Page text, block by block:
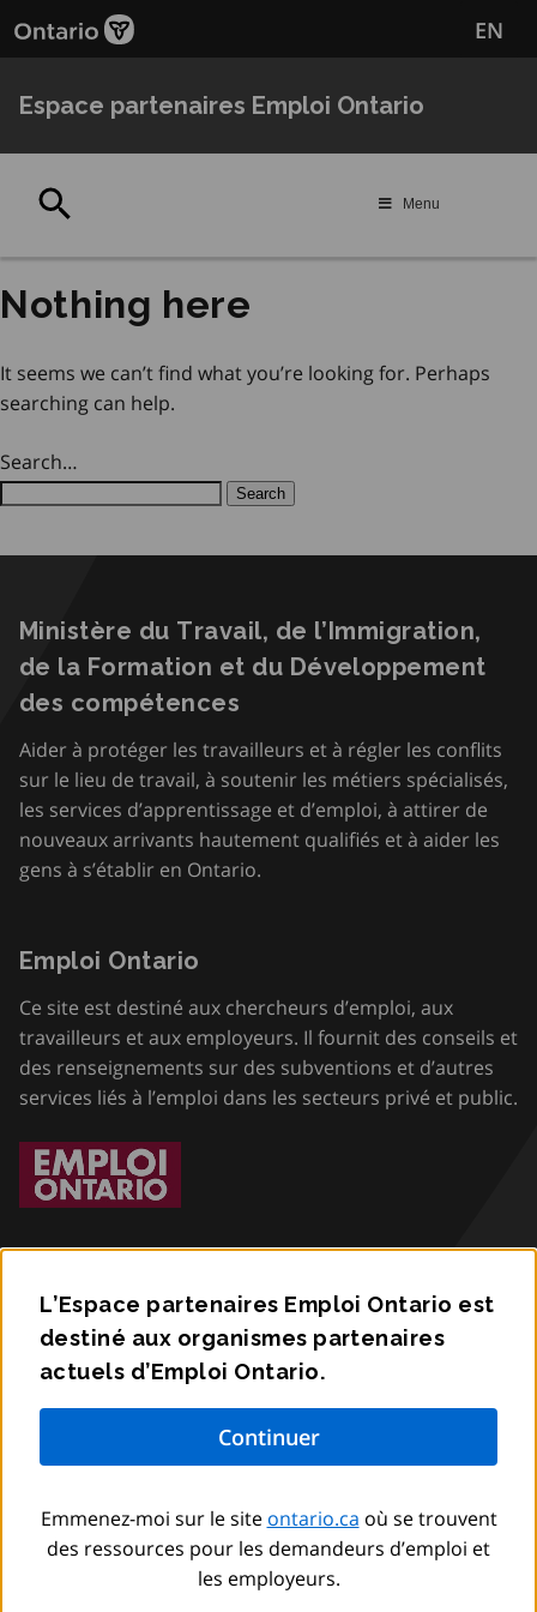
au
principal
au
L’Espace partenaires Emploi Ontario est
destiné aux organismes partenaires
actuels d’Emploi Ontario.
Emmenez-moi sur le site ontario.ca où se trouvent
des ressources pour les demandeurs d’emploi et
les employeurs.
EN
Espace partenaires Emploi Ontario
Menu
Nothing here
It seems we can’t find what you’re looking for. Perhaps
searching can help.
Search…
Ministère du Travail, de l’Immigration,
de la Formation et du Développement
des compétences
Aider à protéger les travailleurs et à régler les conflits
sur le lieu de travail, à soutenir les métiers spécialisés,
les services d’apprentissage et d’emploi, à attirer de
nouveaux arrivants hautement qualifiés et à aider les
gens à s’établir en Ontario.
Emploi Ontario
Ce site est destiné aux chercheurs d’emploi, aux
travailleurs et aux employeurs. Il fournit des conseils et
des renseignements sur des subventions et d’autres
services liés à l’emploi dans les secteurs privé et public.
Accessibilité
Confidentialité
© Imprimeur du Roi pour l’Ontario,2012 –to
2026